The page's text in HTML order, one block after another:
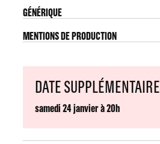
GÉNÉRIQUE
MENTIONS DE PRODUCTION
DATE SUPPLÉMENTAIRE
samedi 24 janvier à 20h